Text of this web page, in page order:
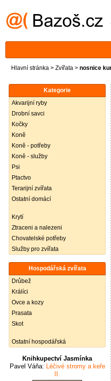
Hlavní stránka > Zvířata > nosnice
Kategorie
Akvarijní ryby
Drobní savci
Kočky
Koně
Koně - potřeby
Koně - služby
Psi
Ptactvo
Terarijní zvířata
Ostatní domácí
Krytí
Ztraceni a nalezeni
Chovatelské potřeby
Služby pro zvířata
Hospodářská zvířata
Drůbež
Králíci
Ovce a kozy
Prasata
Skot
Ostatní hospodářská
Knihkupectví Jasmínka
Pavel Váňa: Léčivé stromy a keře
II.